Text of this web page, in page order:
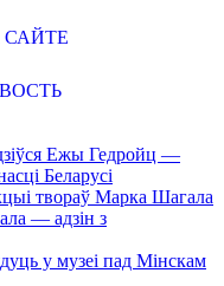
Ежы Гедройц —
Беларусі
твораў Марка Шагала
— адзін з
у музеі пад Мінскам